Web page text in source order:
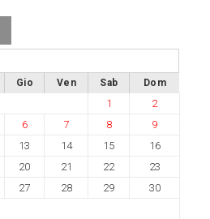
Gio Ven Sab Dom
1
2
6 7 8
9
13 14 15
16
20 21 22
23
27 28 29
30